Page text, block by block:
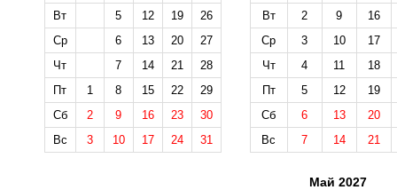
Вт
5 12 19
26
Ср
6 13 20
27
Чт
7 14 21
28
Пт
1 8 15 22
29
Сб
2 9 16 23
30
Вс
3 10 17 24 31
Вт
2 9
16
Ср
3 10
17
Чт
4 11
18
Пт
5 12
19
Сб
6 13
20
Вс
7 14 21
Май 2027